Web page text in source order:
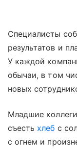
Специалисты
результатов и
У каждой
обычаи, в том
новых
Младшие
съесть хлеб с
с огнем и